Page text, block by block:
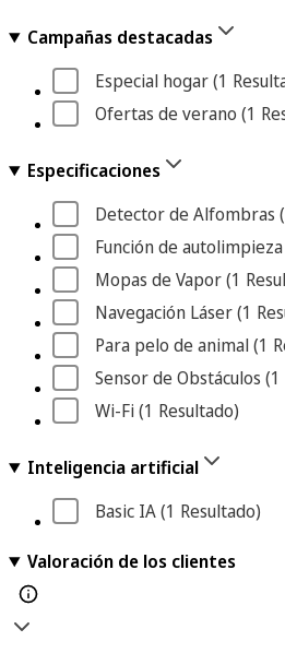
Campañas destacadas
Especial hogar (1
Ofertas de verano (1
Especificaciones
Detector de Alfombras
Función de autolimpieza
Mopas de Vapor (1
Navegación Láser (1
Para pelo de animal (1
Sensor de Obstáculos (1
Wi-Fi (1 Resultado)
Inteligencia artificial
Basic IA (1 Resultado)
Valoración de los clientes